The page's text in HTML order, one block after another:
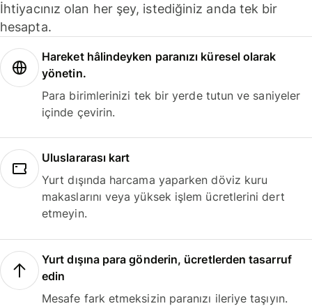
İhtiyacınız olan her şey, istediğiniz anda tek bir
hesapta.
Hareket hâlindeyken paranızı küresel olarak
yönetin.
Para birimlerinizi tek bir yerde tutun ve saniyeler
içinde çevirin.
Uluslararası kart
Yurt dışında harcama yaparken döviz kuru
makaslarını veya yüksek işlem ücretlerini dert
etmeyin.
Yurt dışına para gönderin, ücretlerden tasarruf
edin
Mesafe fark etmeksizin paranızı ileriye taşıyın.